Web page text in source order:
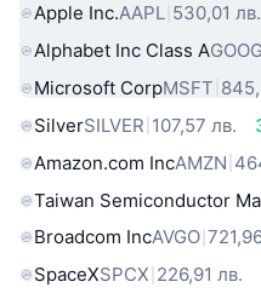
Apple Inc.AAPL 530,01 лв.
Alphabet Inc Class A
Microsoft CorpMSFT
SilverSILVER 107,57 лв.
Amazon.com IncAMZN
Taiwan Semiconductor
Broadcom IncAVGO
SpaceXSPCX 226,91 лв.